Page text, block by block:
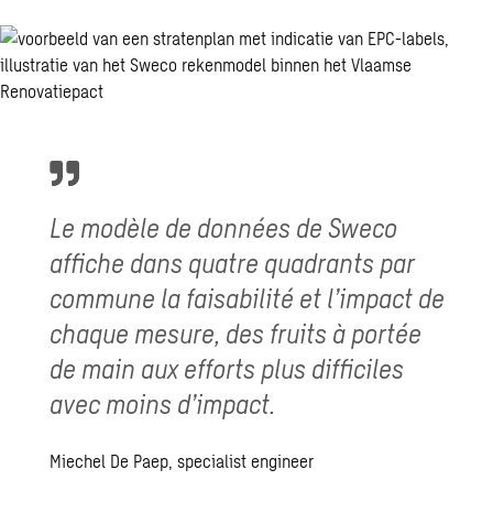
Le modèle de données de Sweco
affiche dans quatre quadrants par
commune la faisabilité et l’impact de
chaque mesure, des fruits à portée
de main aux efforts plus difficiles
avec moins d’impact.
Miechel De Paep, specialist engineer